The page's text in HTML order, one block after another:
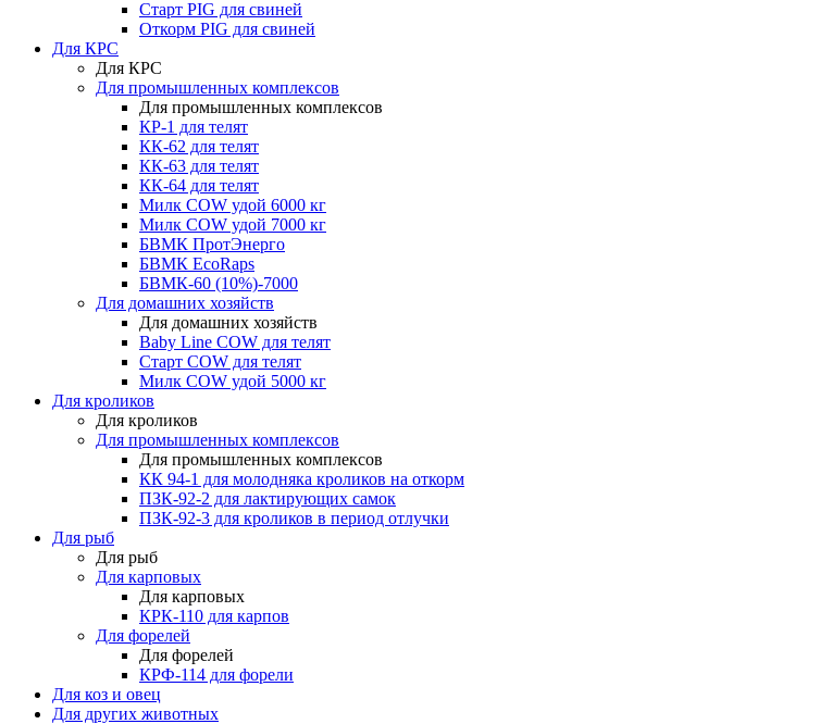
Старт PIG для свиней
Откорм PIG для свиней
Для КРС
Для КРС
Для промышленных комплексов
Для промышленных комплексов
КР-1 для телят
КК-62 для телят
КК-63 для телят
КК-64 для телят
Милк COW удой 6000 кг
Милк COW удой 7000 кг
БВМК ПротЭнерго
БВМК EcoRaps
БВМК-60 (10%)-7000
Для домашних хозяйств
Для домашних хозяйств
Baby Line COW для телят
Старт COW для телят
Милк COW удой 5000 кг
Для кроликов
Для кроликов
Для промышленных комплексов
Для промышленных комплексов
КК 94-1 для молодняка кроликов на откорм
ПЗК-92-2 для лактирующих самок
ПЗК-92-3 для кроликов в период отлучки
Для рыб
Для рыб
Для карповых
Для карповых
КРК-110 для карпов
Для форелей
Для форелей
КРФ-114 для форели
Для коз и овец
Для других животных